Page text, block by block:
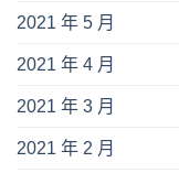
2021 年 5 月
2021 年 4 月
2021 年 3 月
2021 年 2 月